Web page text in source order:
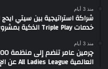
منذ 3 أيام
شراكة استراتيجية بين سيتي
خدمات Triple Play الذكية بمشروع داون تاون بالعلمين الجديدة
منذ 3 أيام
العالمية All Ladies League عن الإعلام الرقمي والتجارة الإلكترونية